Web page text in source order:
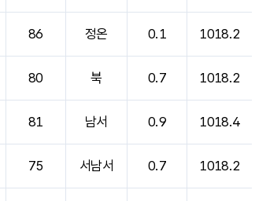
86 정온 0.1 1018.2
80 북 0.7 1018.2
81 남서 0.9 1018.4
75 서남서 0.7 1018.2